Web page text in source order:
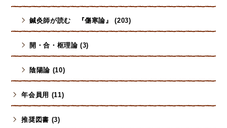
鍼灸師が読む 『傷寒論』 (203)
開・合・枢理論 (3)
陰陽論 (10)
年会員用 (11)
推奨図書 (3)